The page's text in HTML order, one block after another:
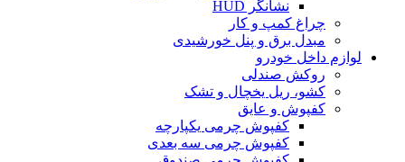
نشانگر HUD
چراغ کمپ و کار
مبدل برق و پنل خورشیدی
لوازم داخل خودرو
روکش صندلی
کشو، ریل یخچال و تشک
کفپوش و عایق
کفپوش چرمی یکپارچه
کفپوش چرمی سه بعدی